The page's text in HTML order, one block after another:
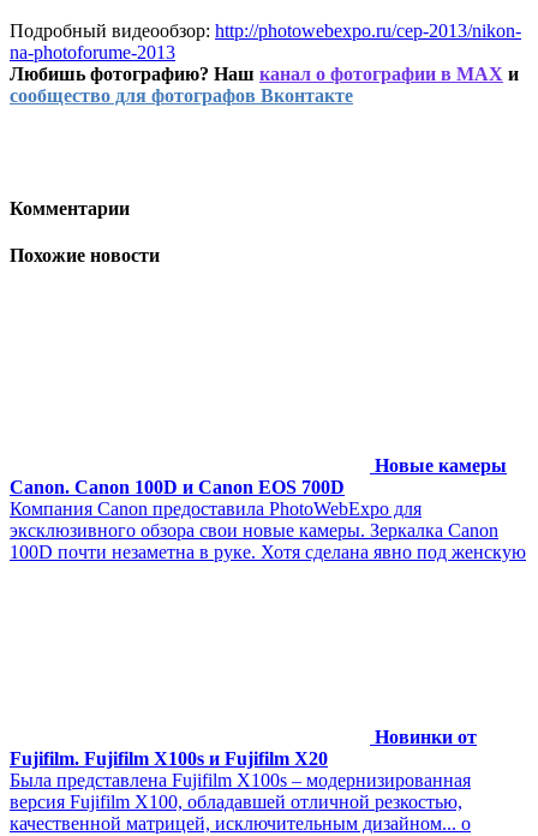
Подробный видеообзор: http://photowebexpo.ru/cep-2013/nikon-
na-photoforume-2013
Любишь фотографию? Наш канал о фотографии в MAX и
сообщество для фотографов Вконтакте
Комментарии
Похожие новости
Новые камеры
Canon. Canon 100D и Canon EOS 700D
Компания Canon предоставила PhotoWebExpo для
эксклюзивного обзора свои новые камеры. Зеркалка Canon
100D почти незаметна в руке. Хотя сделана явно под женскую
Новинки от
Fujifilm. Fujifilm X100s и Fujifilm X20
Была представлена Fujifilm X100s – модернизированная
версия Fujifilm X100, обладавшей отличной резкостью,
качественной матрицей, исключительным дизайном... о